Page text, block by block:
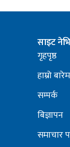
साइट
गृहपृष्ठ
हाम्रो
सम्पर्क
बिज्ञापन
समाचार